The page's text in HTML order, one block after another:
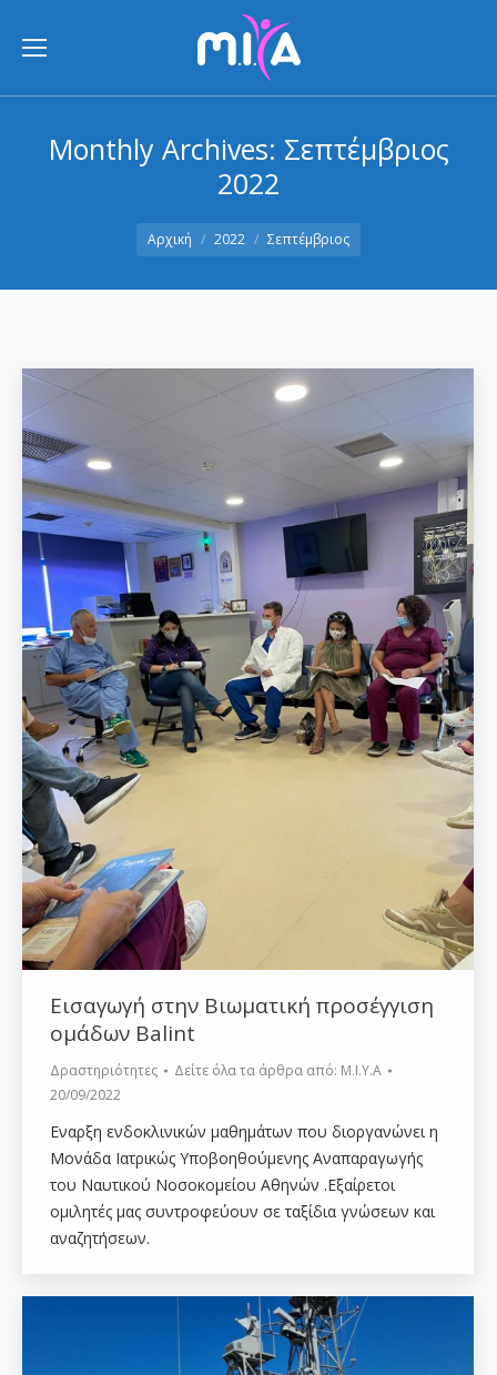
Monthly Archives: Σεπτέμβριος
2022
Αρχική 2022 Σεπτέμβριος
Εισαγωγή στην Βιωματική προσέγγιση
ομάδων Balint
Δραστηριότητες Δείτε όλα τα άρθρα από: Μ.Ι.Υ.Α
20/09/2022
Εναρξη ενδοκλινικών μαθημάτων που διοργανώνει η
Μονάδα Ιατρικώς Υποβοηθούμενης Αναπαραγωγής
του Ναυτικού Νοσοκομείου Αθηνών .Εξαίρετοι
ομιλητές μας συντροφεύουν σε ταξίδια γνώσεων και
αναζητήσεων.